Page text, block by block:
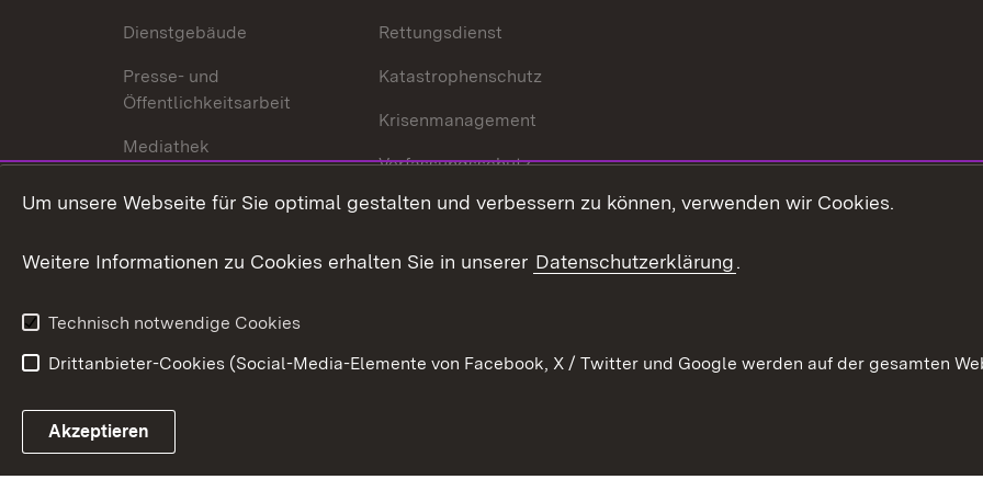
Dienstgebäude
Presse- und
Öffentlichkeitsarbeit
Mediathek
Publikationen
Rettungsdienst
Katastrophenschutz
Krisenmanagement
Verfassungsschutz
Datenschutz
Glücksspielrecht
Link zum Landesportal
Um unsere Webseite für Sie optimal gestalten und verbessern zu können, verwenden wir Cookies.
Weitere Informationen zu Cookies erhalten Sie in unserer Datenschutzerklärung.
Technisch notwendige Cookies
Drittanbieter-Cookies (Social-Media-Elemente von Facebook, X / Twitter und Google werden auf der gesamten
Akzeptieren